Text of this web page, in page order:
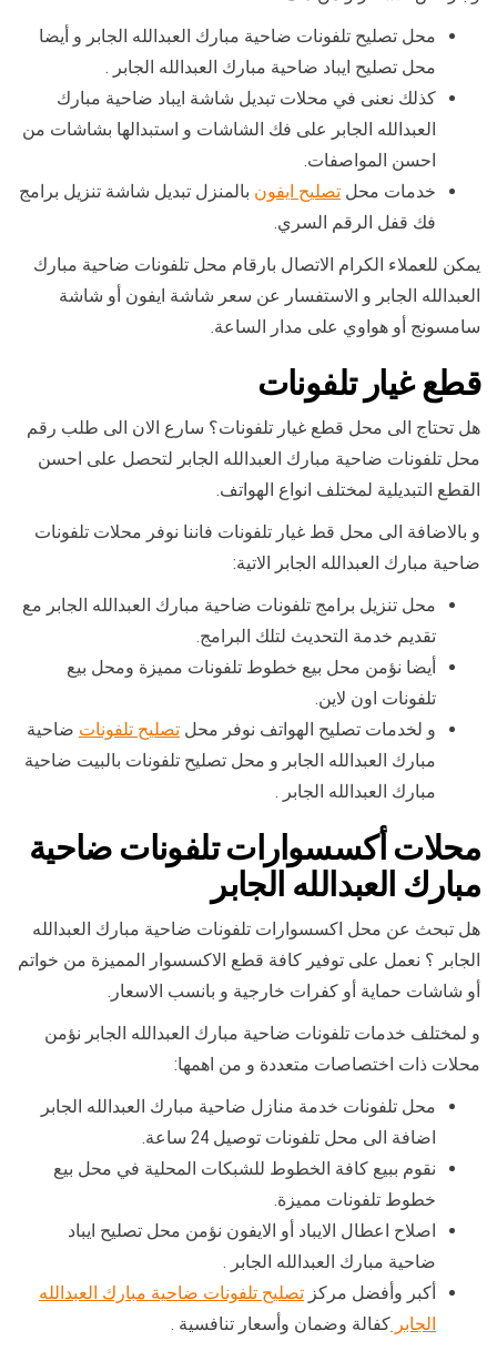
محل تصليح تلفونات ضاحية مبارك العبدالله الجابر و أيضا
محل تصليح ايباد ضاحية مبارك العبدالله الجابر .
كذلك نعنى في محلات تبديل شاشة ايباد ضاحية مبارك
العبدالله الجابر على فك الشاشات و استبدالها بشاشات من
احسن المواصفات.
خدمات محل تصليح ايفون بالمنزل تبديل شاشة تنزيل برامج
فك قفل الرقم السري.
يمكن للعملاء الكرام الاتصال بارقام محل تلفونات ضاحية مبارك
العبدالله الجابر و الاستفسار عن سعر شاشة ايفون أو شاشة
سامسونج أو هواوي على مدار الساعة.
قطع غيار تلفونات
هل تحتاج الى محل قطع غيار تلفونات؟ سارع الان الى طلب رقم
محل تلفونات ضاحية مبارك العبدالله الجابر لتحصل على احسن
القطع التبديلية لمختلف انواع الهواتف.
و بالاضافة الى محل قط غيار تلفونات فاننا نوفر محلات تلفونات
ضاحية مبارك العبدالله الجابر الاتية:
محل تنزيل برامج تلفونات ضاحية مبارك العبدالله الجابر مع
تقديم خدمة التحديث لتلك البرامج.
أيضا نؤمن محل بيع خطوط تلفونات مميزة ومحل بيع
تلفونات اون لاين.
و لخدمات تصليح الهواتف نوفر محل تصليح تلفونات ضاحية
مبارك العبدالله الجابر و محل تصليح تلفونات بالبيت ضاحية
مبارك العبدالله الجابر .
محلات أكسسوارات تلفونات ضاحية
مبارك العبدالله الجابر
هل تبحث عن محل اكسسوارات تلفونات ضاحية مبارك العبدالله
الجابر ؟ نعمل على توفير كافة قطع الاكسسوار المميزة من خواتم
أو شاشات حماية أو كفرات خارجية و بانسب الاسعار.
و لمختلف خدمات تلفونات ضاحية مبارك العبدالله الجابر نؤمن
محلات ذات اختصاصات متعددة و من اهمها:
محل تلفونات خدمة منازل ضاحية مبارك العبدالله الجابر
اضافة الى محل تلفونات توصيل 24 ساعة.
نقوم ببيع كافة الخطوط للشبكات المحلية في محل بيع
خطوط تلفونات مميزة.
اصلاح اعطال الايباد أو الايفون نؤمن محل تصليح ايباد
ضاحية مبارك العبدالله الجابر .
أكبر وأفضل مركز تصليح تلفونات ضاحية مبارك العبدالله
الجابر كفالة وضمان وأسعار تنافسية .